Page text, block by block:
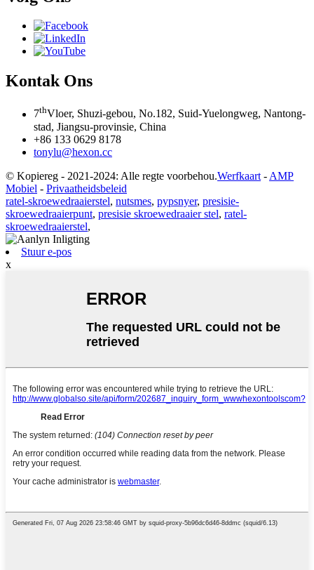
Kontak Ons
7thVloer, Shuzi-gebou, No.182, Suid-Yuelongweg, Nantong-
stad, Jiangsu-provinsie, China
+86 133 0629 8178
tonylu@hexon.cc
© Kopiereg - 2021-2024: Alle regte voorbehou.Werfkaart - AMP
Mobiel - Privaatheidsbeleid
ratel-skroewedraaierstel, nutsmes, pypsnyer, presisie-
skroewedraaierpunt, presisie skroewedraaier stel, ratel-
skroewedraaierstel,
Stuur e-pos
x